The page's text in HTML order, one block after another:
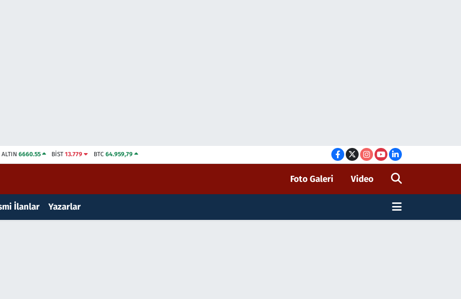
ALTIN 6660.55 BİST13.779 BTC 64.959,79
Foto Galeri Video
İlanlar Yazarlar